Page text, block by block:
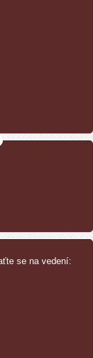
se na vedení: